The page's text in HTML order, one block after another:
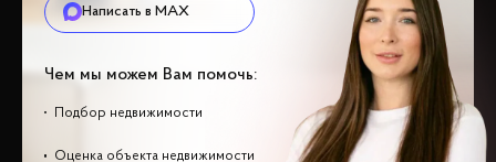
Написать в MAX
Чем мы можем Вам помочь:
Подбор недвижимости
Оценка объекта недвижимости